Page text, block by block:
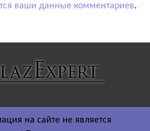
ваши данные комментариев.
на сайте не является